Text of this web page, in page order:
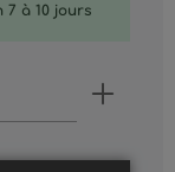
à 10 jours